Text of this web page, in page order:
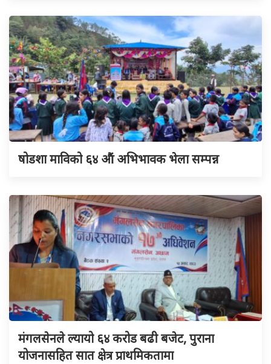
षोडशा माविको ६४ औं अभिभावक भेला सम्पन्न
मंगलसेनले ल्यायो ६४ करोड बढी बजेट, पुराना
योजनासहित सात क्षेत्र प्राथमिकतामा